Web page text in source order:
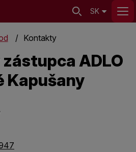
SK
Kontakty
ADLO
Kapušany